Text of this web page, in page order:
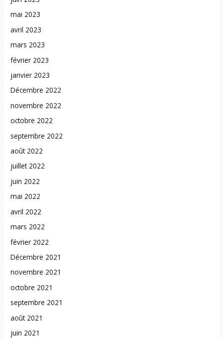
mai 2023
avril 2023
mars 2023
février 2023
janvier 2023
Décembre 2022
novembre 2022
octobre 2022
septembre 2022
août 2022
juillet 2022
juin 2022
mai 2022
avril 2022
mars 2022
février 2022
Décembre 2021
novembre 2021
octobre 2021
septembre 2021
août 2021
juin 2021